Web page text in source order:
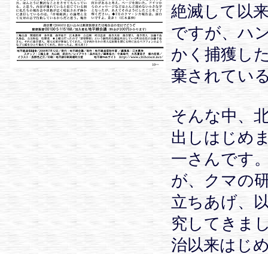
絶滅して以
ですが、ハ
かく捕獲し
棄されてい
そんな中、
出しはじめ
一さんです
が、クマの
立ちあげ、
究してきま
治以来はじ